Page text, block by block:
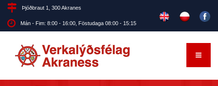
Þjóðbraut 1, 300 Akranes
Mán - Fim: 8:00 - 16:00, Föstudaga 08:00 - 15:15